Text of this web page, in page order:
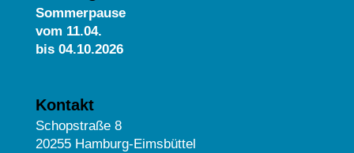
Sommerpause
vom 11.04.
bis 04.10.2026
Kontakt
Schopstraße 8
20255 Hamburg-Eimsbüttel